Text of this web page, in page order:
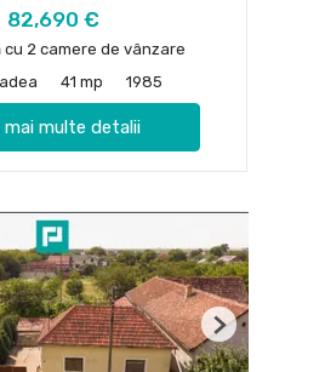
82,690 €
cu 2 camere de vânzare
41 mp 1985
mai multe detalii
Next